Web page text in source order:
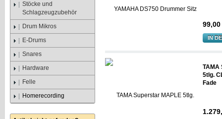
Stöcke und
Schlagzeugzubehör
Drum Mikros
E-Drums
Snares
Hardware
Felle
Homerecording
IN
TAMA
5tlg.
Fade